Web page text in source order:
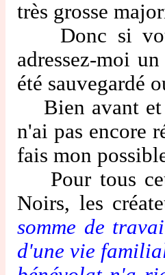
très grosse
Donc si vous
adressez-moi
été sauvegardé
Bien avant et
n'ai pas encore
fais mon
Pour tous
Noirs, les
somme de
d'une vie